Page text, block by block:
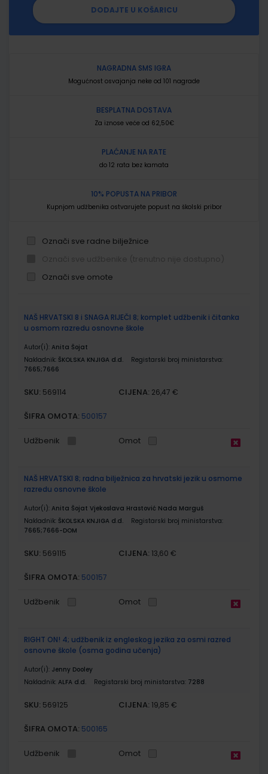
DODAJTE U KOŠARICU
NAGRADNA SMS IGRA
Mogućnost osvajanja neke od 101 nagrade
BESPLATNA DOSTAVA
Za iznose veće od 62,50€
PLAĆANJE NA RATE
do 12 rata bez kamata
10% POPUSTA NA PRIBOR
Kupnjom udžbenika ostvarujete popust na školski pribor
Označi sve radne bilježnice
Označi sve omote
proizvodi
NAŠ HRVATSKI 8 i SNAGA RIJEČI 8; komplet udžbenik i čitanka
u osmom razredu osnovne škole
Autor(i): Anita Šojat
Nakladnik: ŠKOLSKA KNJIGA d.d.
Registarski broj ministarstva:
7665;7666
SKU: 569114 CIJENA: 26,47 €
ŠIFRA OMOTA: 500157
Udžbenik Omot
NAŠ HRVATSKI 8; radna bilježnica za hrvatski jezik u osmome
razredu osnovne škole
Autor(i): Anita Šojat Vjekoslava Hrastović Nada Marguš
Nakladnik: ŠKOLSKA KNJIGA d.d.
Registarski broj ministarstva:
7665;7666-DOM
SKU: 569115 CIJENA: 13,60 €
ŠIFRA OMOTA: 500157
Udžbenik Omot
RIGHT ON! 4; udžbenik iz engleskog jezika za osmi razred
osnovne škole (osma godina učenja)
Autor(i): Jenny Dooley
Nakladnik: ALFA d.d. Registarski broj ministarstva: 7288
SKU: 569125 CIJENA: 19,85 €
ŠIFRA OMOTA: 500165
Udžbenik Omot